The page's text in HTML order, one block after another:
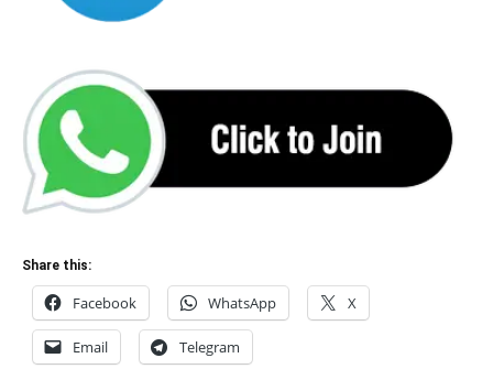
Share this:
Facebook WhatsApp X
Email Telegram